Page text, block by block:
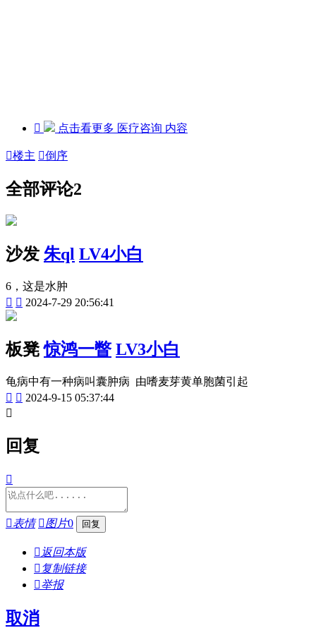
 点击看更多 医疗咨询 内容
楼主 倒序
全部评论2
沙发 朱ql LV4小白
6，这是水肿
  2024-7-29 20:56:41
板凳 惊鸿一瞥 LV3小白
龟病中有一种病叫囊肿病 由嗜麦芽黄单胞菌引起
  2024-9-15 05:37:44

回复

表情 图片0
 返回本版
 复制链接
举报
取消